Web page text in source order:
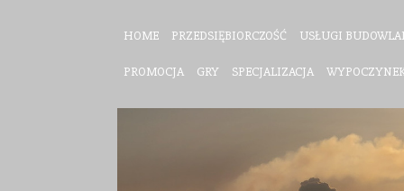
HOME PRZEDSIĘBIORCZOŚĆ USŁUGI
PROMOCJA GRY SPECJALIZACJA